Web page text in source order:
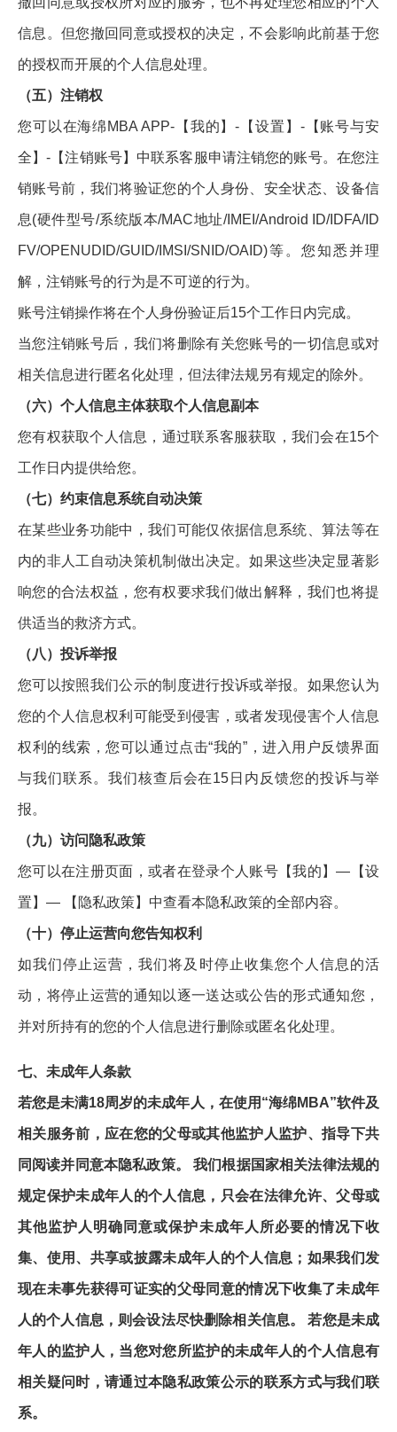
信息。但您撤回同意或授权的决定，不会影响此前基于您
的授权而开展的个人信息处理。
（五）注销权
您可以在海绵MBA APP-【我的】-【设置】-【账号与安
全】-【注销账号】中联系客服申请注销您的账号。在您注
销账号前，我们将验证您的个人身份、安全状态、设备信
息(硬件型号/系统版本/MAC地址/IMEI/Android ID/IDFA/ID
FV/OPENUDID/GUID/IMSI/SNID/OAID)等。您知悉并理
解，注销账号的行为是不可逆的行为。
账号注销操作将在个人身份验证后15个工作日内完成。
当您注销账号后，我们将删除有关您账号的一切信息或对
相关信息进行匿名化处理，但法律法规另有规定的除外。
（六）个人信息主体获取个人信息副本
您有权获取个人信息，通过联系客服获取，我们会在15个
工作日内提供给您。
（七）约束信息系统自动决策
在某些业务功能中，我们可能仅依据信息系统、算法等在
内的非人工自动决策机制做出决定。如果这些决定显著影
响您的合法权益，您有权要求我们做出解释，我们也将提
供适当的救济方式。
（八）投诉举报
您可以按照我们公示的制度进行投诉或举报。如果您认为
您的个人信息权利可能受到侵害，或者发现侵害个人信息
权利的线索，您可以通过点击“我的”，进入用户反馈界面
与我们联系。我们核查后会在15日内反馈您的投诉与举
报。
（九）访问隐私政策
您可以在注册页面，或者在登录个人账号【我的】—【设
置】— 【隐私政策】中查看本隐私政策的全部内容。
（十）停止运营向您告知权利
如我们停止运营，我们将及时停止收集您个人信息的活
动，将停止运营的通知以逐一送达或公告的形式通知您，
并对所持有的您的个人信息进行删除或匿名化处理。
七、未成年人条款
若您是未满18周岁的未成年人，在使用“海绵MBA”软件及
相关服务前，应在您的父母或其他监护人监护、指导下共
同阅读并同意本隐私政策。 我们根据国家相关法律法规的
规定保护未成年人的个人信息，只会在法律允许、父母或
其他监护人明确同意或保护未成年人所必要的情况下收
集、使用、共享或披露未成年人的个人信息；如果我们发
现在未事先获得可证实的父母同意的情况下收集了未成年
人的个人信息，则会设法尽快删除相关信息。 若您是未成
年人的监护人，当您对您所监护的未成年人的个人信息有
相关疑问时，请通过本隐私政策公示的联系方式与我们联
系。